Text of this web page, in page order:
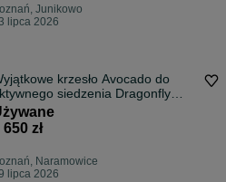
Junikowo
lipca 2026
krzesło Avocado do
siedzenia Dragonfly
650 zł
Naramowice
lipca 2026